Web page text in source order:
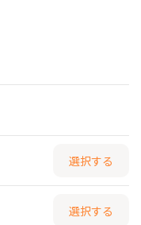
選択する
選択する